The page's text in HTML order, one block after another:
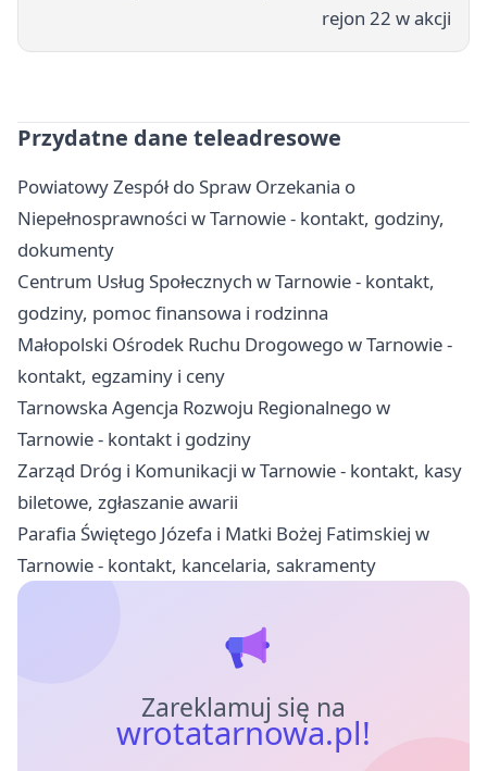
rejon 22 w akcji
Przydatne dane teleadresowe
Powiatowy Zespół do Spraw Orzekania o
Niepełnosprawności w Tarnowie - kontakt, godziny,
dokumenty
Centrum Usług Społecznych w Tarnowie - kontakt,
godziny, pomoc finansowa i rodzinna
Małopolski Ośrodek Ruchu Drogowego w Tarnowie -
kontakt, egzaminy i ceny
Tarnowska Agencja Rozwoju Regionalnego w
Tarnowie - kontakt i godziny
Zarząd Dróg i Komunikacji w Tarnowie - kontakt, kasy
biletowe, zgłaszanie awarii
Parafia Świętego Józefa i Matki Bożej Fatimskiej w
Tarnowie - kontakt, kancelaria, sakramenty
Zareklamuj się na
wrotatarnowa.pl!